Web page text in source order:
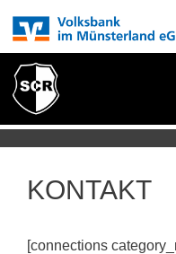
KONTAKT
[connections